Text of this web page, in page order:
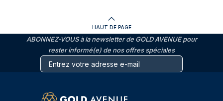
HAUT DE PAGE
ABONNEZ-VOUS à la newsletter de GOLD AVENUE pour
rester informé(e) de nos offres spéciales